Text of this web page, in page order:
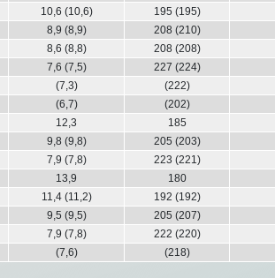
10,6 (10,6) 195 (195)
8,9 (8,9) 208 (210)
8,6 (8,8) 208 (208)
7,6 (7,5) 227 (224)
(7,3) (222)
(6,7) (202)
12,3 185
9,8 (9,8) 205 (203)
7,9 (7,8) 223 (221)
13,9 180
11,4 (11,2) 192 (192)
9,5 (9,5) 205 (207)
7,9 (7,8) 222 (220)
(7,6) (218)